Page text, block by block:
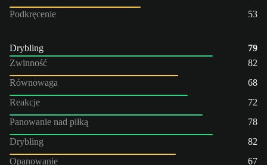
Podkręcenie
53
Drybling
79
Zwinność
82
Równowaga
68
Reakcje
72
Panowanie nad piłką
78
Drybling
82
Opanowanie
67